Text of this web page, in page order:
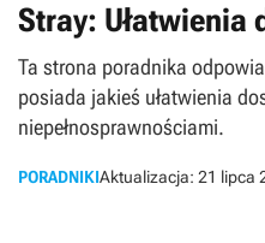
Stray: Ułatwienia
Ta strona poradnika
posiada jakieś ułatwienia
niepełnosprawnościami.
PORADNIKIAktualizacja: 21 lipca